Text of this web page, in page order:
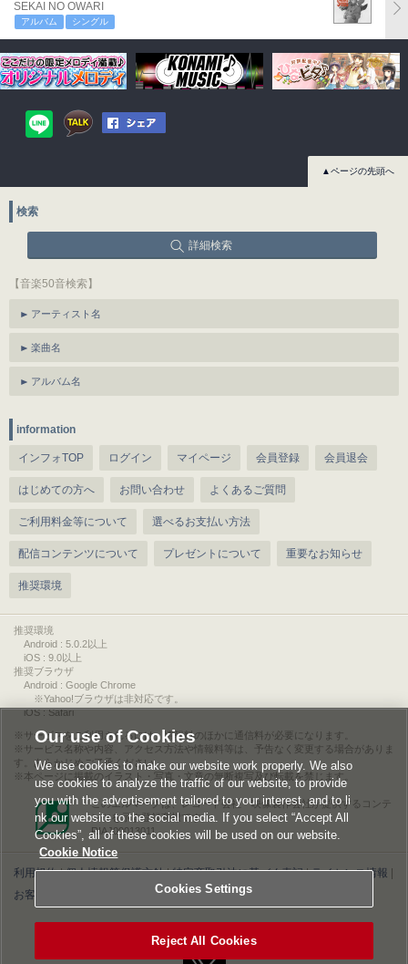
SEKAI NO OWARI
アルバム シングル
▲ページの先頭へ
検索
詳細検索
【音楽50音検索】
アーティスト名
楽曲名
アルバム名
information
インフォTOP ログイン マイページ 会員登録 会員退会
はじめての方へ お問い合わせ よくあるご質問
ご利用料金等について 選べるお支払い方法
配信コンテンツについて プレゼントについて 重要なお知らせ
推奨環境
推奨環境
Android : 5.0.2以上
iOS : 9.0以上
推奨ブラウザ
Android : Google Chrome
※Yahoo!ブラウザは非対応です。
iOS : Safari
サービスをご利用されるには、情報料のほかに通信料が必要になります。
サービス名称や内容、アクセス方法や情報料等は、予告なく変更する場合がありま
す。あらかじめご了承ください。
本ページに掲載のイラスト・写真・文章の無断複写及び転載を禁じます。
このエルマークは、レコード会社・映像製作会社が提供するコンテ
ンツを示す登録商標です。
RIAJ00013011
利用規約|個人情報等保護方針|特定商取引法に基づく表記|ライセンス情報
お客様情報の外部送信について|Cookies Settings
Our use of Cookies
We use cookies to make our website work properly. We also
use cookies to analyze the traffic of our website, to provide
you with the advertisement tailored to your interest, and to li
nk our website to the social media. If you select “Accept All
Cookies”, all of these cookies will be used on our website.
Cookie Notice
Cookies Settings
Reject All Cookies